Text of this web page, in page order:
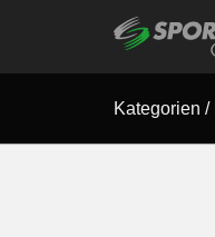
Kategorien /